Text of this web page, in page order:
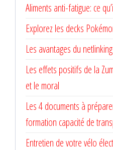
Aliments anti-fatigue: ce
Explorez les decks
Les avantages du
Les effets positifs de la
et le moral
Les 4 documents à
formation capacité de
Entretien de votre vélo